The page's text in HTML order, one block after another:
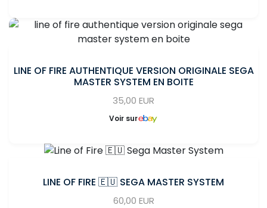
LINE OF FIRE AUTHENTIQUE VERSION ORIGINALE SEGA
MASTER SYSTEM EN BOITE
35,00 EUR
Voir sur
LINE OF FIRE 🇪🇺 SEGA MASTER SYSTEM
60,00 EUR